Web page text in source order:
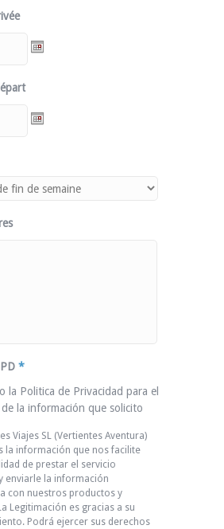
*
la Politica de Privacidad para el
la información que solicito
Viajes SL (Vertientes Aventura)
la información que nos facilite
de prestar el servicio
enviarle la información
con nuestros productos y
Legitimación es gracias a su
Podrá ejercer sus derechos